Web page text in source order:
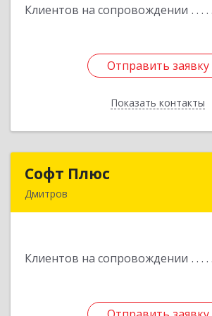
Клиентов на сопровождении
Отправить заявку
Показать контакты
Отправить заявку
Назад
Софт Плюс
Дмитров
Клиентов на сопровождении